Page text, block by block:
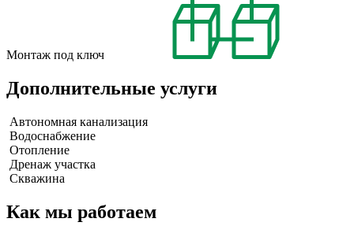
Монтаж под ключ
Дополнительные услуги
Автономная канализация
Водоснабжение
Отопление
Дренаж участка
Скважина
Как мы работаем